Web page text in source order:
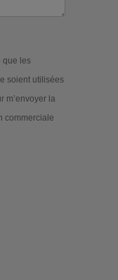
que les
soient utilisées
m’envoyer la
commerciale